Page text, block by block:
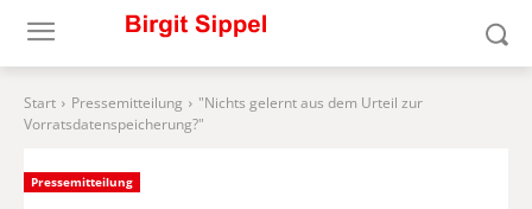
Start Pressemitteilung
"Nichts gelernt aus dem Urteil zur
Vorratsdatenspeicherung?"
Pressemitteilung